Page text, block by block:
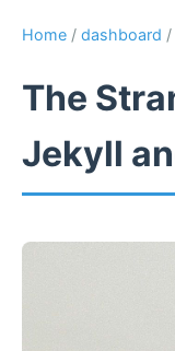
Home / dashboard /
The
Jekyll